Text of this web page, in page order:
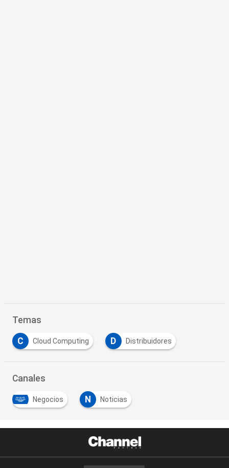
Temas
C Cloud Computing D Distribuidores
Canales
Negocios N Noticias